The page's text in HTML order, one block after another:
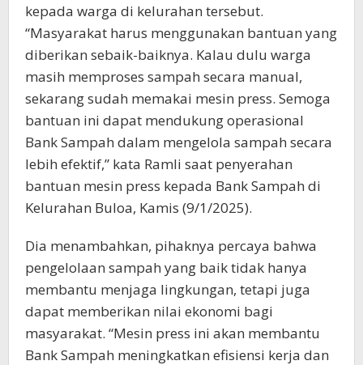
kepada warga di kelurahan tersebut.
“Masyarakat harus menggunakan bantuan yang
diberikan sebaik-baiknya. Kalau dulu warga
masih memproses sampah secara manual,
sekarang sudah memakai mesin press. Semoga
bantuan ini dapat mendukung operasional
Bank Sampah dalam mengelola sampah secara
lebih efektif,” kata Ramli saat penyerahan
bantuan mesin press kepada Bank Sampah di
Kelurahan Buloa, Kamis (9/1/2025).
Dia menambahkan, pihaknya percaya bahwa
pengelolaan sampah yang baik tidak hanya
membantu menjaga lingkungan, tetapi juga
dapat memberikan nilai ekonomi bagi
masyarakat. “Mesin press ini akan membantu
Bank Sampah meningkatkan efisiensi kerja dan